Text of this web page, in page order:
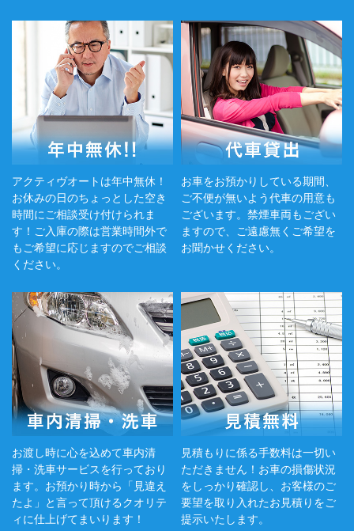
アクティヴオートは年中無休！
お休みの日のちょっとした空き
時間にご相談受け付けられま
す！ご入庫の際は営業時間外で
もご希望に応じますのでご相談
ください。
お車をお預かりしている期間、
ご不便が無いよう代車の用意も
ございます。禁煙車両もござい
ますので、ご遠慮無くご希望を
お聞かせください。
お渡し時に心を込めて車内清
掃・洗車サービスを行っており
ます。お預かり時から「見違え
たよ」と言って頂けるクオリテ
ィに仕上げてまいります！
見積もりに係る手数料は一切い
ただきません！お車の損傷状況
をしっかり確認し、お客様のご
要望を取り入れたお見積りをご
提示いたします。